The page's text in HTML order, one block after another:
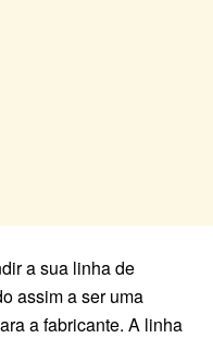
a sua linha de
assim a ser uma
a fabricante. A linha